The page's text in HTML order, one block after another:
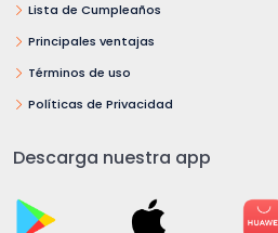
Lista de Cumpleaños
Principales ventajas
Términos de uso
Políticas de Privacidad
Descarga nuestra app